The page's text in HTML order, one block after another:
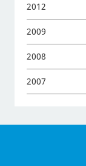
2012
2009
2008
2007